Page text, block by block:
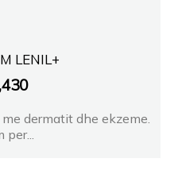
LENIL+
dermatit dhe ekzeme.
per...